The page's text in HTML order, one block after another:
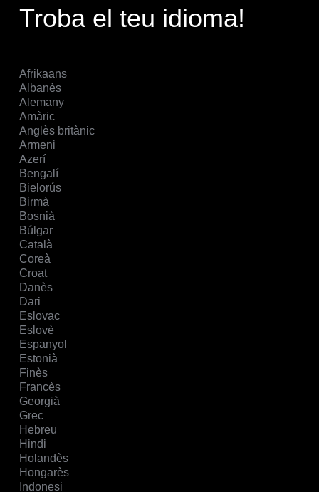
Troba el teu idioma!
Afrikaans
Albanès
Alemany
Amàric
Anglès britànic
Armeni
Azerí
Bengalí
Bielorús
Birmà
Bosnià
Búlgar
Català
Coreà
Croat
Danès
Dari
Eslovac
Eslovè
Espanyol
Estonià
Finès
Francès
Georgià
Grec
Hebreu
Hindi
Holandès
Hongarès
Indonesi